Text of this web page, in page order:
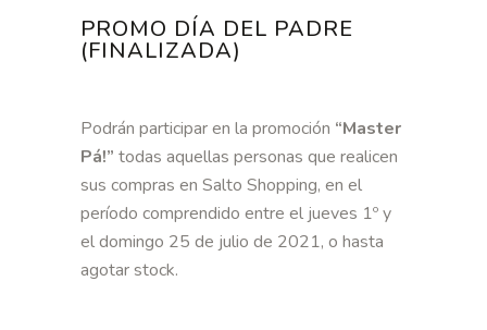
PROMO DÍA DEL PADRE
(FINALIZADA)
Podrán participar en la promoción “Master
Pá!” todas aquellas personas que realicen
sus compras en Salto Shopping, en el
período comprendido entre el jueves 1º y
el domingo 25 de julio de 2021, o hasta
agotar stock.